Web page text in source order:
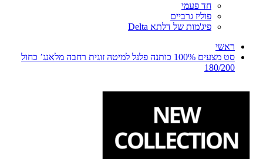
חד פעמי
פוליז גרביים
פיג'מות של דלתא Delta
ראשי
סט מצעים 100% כותנה פלנל למיטה זוגית רחבה מלאנג’ כחול
180/200